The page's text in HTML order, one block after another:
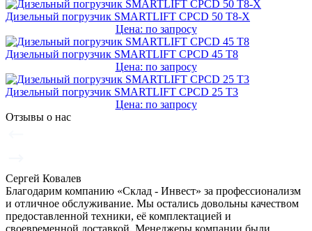
Дизельный погрузчик SMARTLIFT CPCD 50 T8-X
Цена: по запросу
Дизельный погрузчик SMARTLIFT CPCD 45 T8
Цена: по запросу
Дизельный погрузчик SMARTLIFT CPCD 25 T3
Цена: по запросу
Отзывы о нас
Сергей Ковалев
Благодарим компанию «Склад - Инвест» за профессионализм
и отличное обслуживание. Мы остались довольны качеством
предоставленной техники, её комплектацией и
своевременной доставкой. Менеджеры компании были